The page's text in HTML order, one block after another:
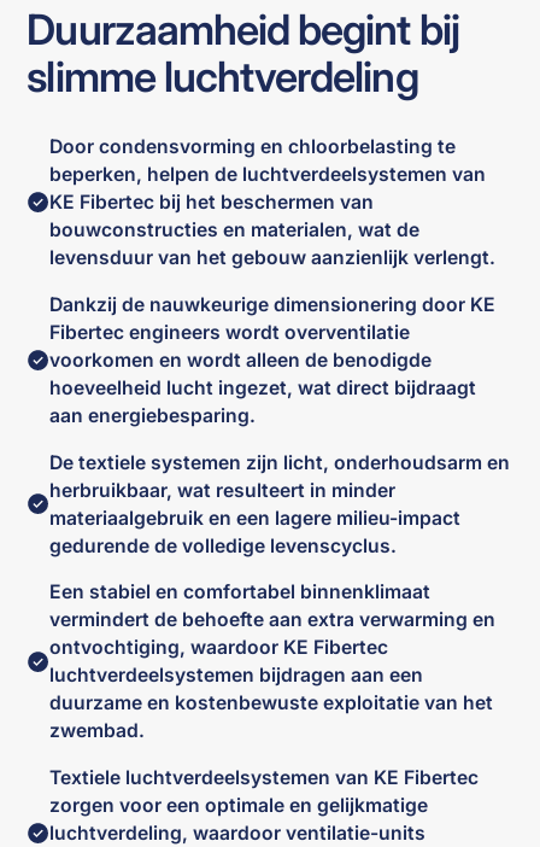
Duurzaamheid begint bij
slimme luchtverdeling
Door condensvorming en chloorbelasting te
beperken, helpen de luchtverdeelsystemen van
KE Fibertec bij het beschermen van
bouwconstructies en materialen, wat de
levensduur van het gebouw aanzienlijk verlengt.
Dankzij de nauwkeurige dimensionering door KE
Fibertec engineers wordt overventilatie
voorkomen en wordt alleen de benodigde
hoeveelheid lucht ingezet, wat direct bijdraagt
aan energiebesparing.
De textiele systemen zijn licht, onderhoudsarm en
herbruikbaar, wat resulteert in minder
materiaalgebruik en een lagere milieu-impact
gedurende de volledige levenscyclus.
Een stabiel en comfortabel binnenklimaat
vermindert de behoefte aan extra verwarming en
ontvochtiging, waardoor KE Fibertec
luchtverdeelsystemen bijdragen aan een
duurzame en kostenbewuste exploitatie van het
zwembad.
Textiele luchtverdeelsystemen van KE Fibertec
zorgen voor een optimale en gelijkmatige
luchtverdeling, waardoor ventilatie-units